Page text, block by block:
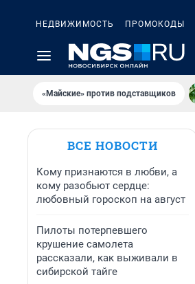
НЕДВИЖИМОСТЬ ПРОМОКОДЫ
«Майские» против подставщиков
ВСЕ НОВОСТИ
Кому признаются в любви, а
кому разобьют сердце:
любовный гороскоп на август
Пилоты потерпевшего
крушение самолета
рассказали, как выживали в
сибирской тайге